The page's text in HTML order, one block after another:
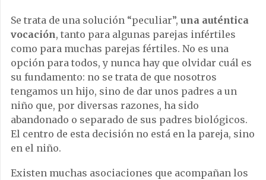
Se trata de una solución “peculiar”, una auténtica
vocación, tanto para algunas parejas infértiles
como para muchas parejas fértiles. No es una
opción para todos, y nunca hay que olvidar cuál es
su fundamento: no se trata de que nosotros
tengamos un hijo, sino de dar unos padres a un
niño que, por diversas razones, ha sido
abandonado o separado de sus padres biológicos.
El centro de esta decisión no está en la pareja, sino
en el niño.
Existen muchas asociaciones que acompañan los